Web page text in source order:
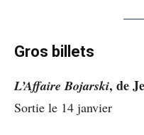
Gros billets
L’Affaire Bojarski, de
Sortie le 14 janvier